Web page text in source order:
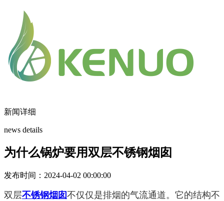
新闻详细
news details
为什么锅炉要用双层不锈钢烟囱
发布时间：2024-04-02 00:00:00
双层不锈钢烟囱不仅仅是排烟的气流通道。它的结构不